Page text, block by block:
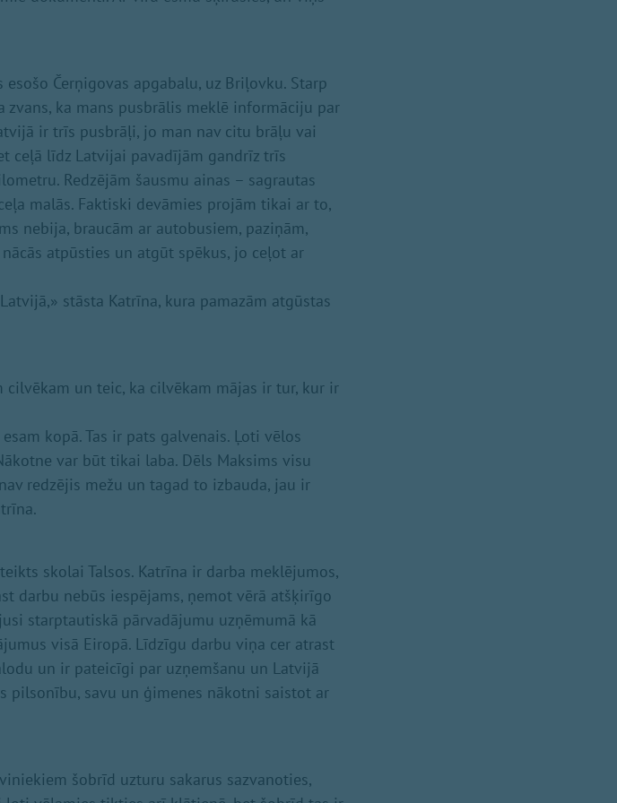
Čerņigovas apgabalu, uz Briļovku. Starp
ka mans pusbrālis meklē informāciju par
ir trīs pusbrāļi, jo man nav citu brāļu vai
ceļā līdz Latvijai pavadījām gandrīz trīs
Redzējām šausmu ainas – sagrautas
malās. Faktiski devāmies projām tikai ar to,
nebija, braucām ar autobusiem, paziņām,
atpūsties un atgūt spēkus, jo ceļot ar
stāsta Katrīna, kura pamazām atgūstas
un teic, ka cilvēkam mājas ir tur, kur ir
kopā. Tas ir pats galvenais. Ļoti vēlos
var būt tikai laba. Dēls Maksims visu
redzējis mežu un tagad to izbauda, jau ir
skolai Talsos. Katrīna ir darba meklējumos,
darbu nebūs iespējams, ņemot vērā atšķirīgo
starptautiskā pārvadājumu uzņēmumā kā
visā Eiropā. Līdzīgu darbu viņa cer atrast
un ir pateicīgi par uzņemšanu un Latvijā
pilsonību, savu un ģimenes nākotni saistot ar
šobrīd uzturu sakarus sazvanoties,